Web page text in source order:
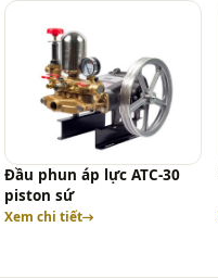
Đầu phun áp lực ATC-30
piston sứ
Xem chi tiết